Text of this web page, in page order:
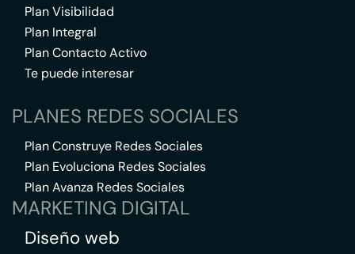
Plan Visibilidad
Plan Integral
Plan Contacto Activo
Te puede interesar
PLANES REDES SOCIALES
Plan Construye Redes Sociales
Plan Evoluciona Redes Sociales
Plan Avanza Redes Sociales
MARKETING DIGITAL
Diseño web